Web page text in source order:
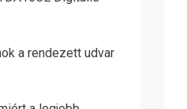
a rendezett udvar